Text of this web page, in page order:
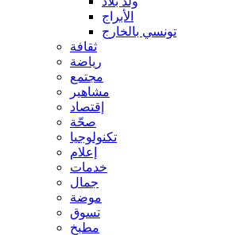
الأبراج
تونسي بالخارج
ثقافة
رياضة
مجتمع
مشاهير
إقتصاد
صحّة
تكنولوجيا
إعلام
خدمات
جمال
موضة
تسوق
مطبخ